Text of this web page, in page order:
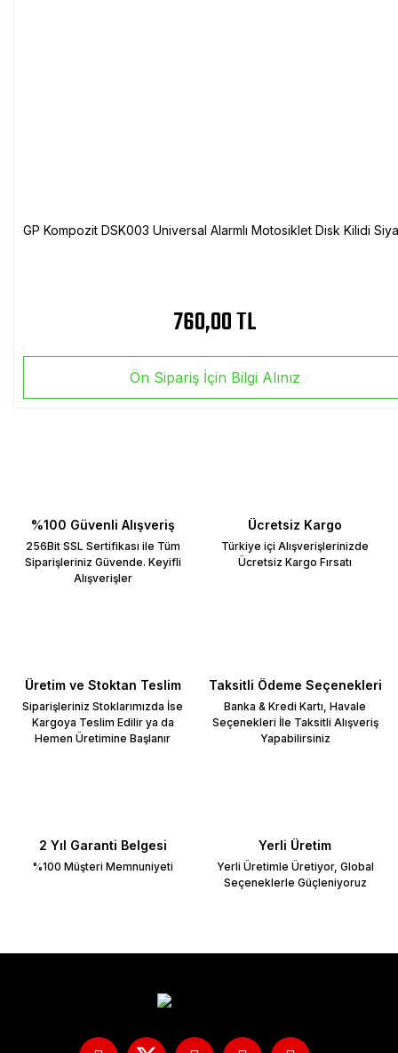
GP Kompozit DSK003 Universal Alarmlı Motosiklet Disk Kilidi
760,00 TL
Ön Sipariş İçin Bilgi Alınız
%100 Güvenli Alışveriş
256Bit SSL Sertifikası ile Tüm
Siparişleriniz Güvende. Keyifli
Alışverişler
Ücretsiz Kargo
Türkiye içi Alışverişlerinizde
Ücretsiz Kargo Fırsatı
Üretim ve Stoktan Teslim
Siparişleriniz Stoklarımızda İse
Kargoya Teslim Edilir ya da
Hemen Üretimine Başlanır
Taksitli Ödeme Seçenekleri
Banka & Kredi Kartı, Havale
Seçenekleri İle Taksitli Alışveriş
Yapabilirsiniz
2 Yıl Garanti Belgesi
%100 Müşteri Memnuniyeti
Yerli Üretim
Yerli Üretimle Üretiyor, Global
Seçeneklerle Güçleniyoruz